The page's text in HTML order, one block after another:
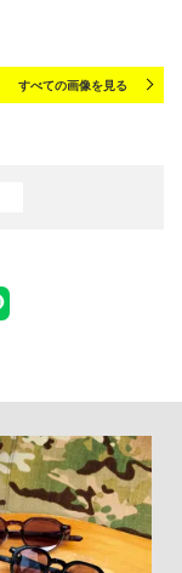
すべての画像を見る